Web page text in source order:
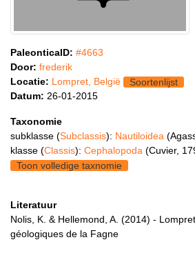
PaleonticaID: #4663
Door: frederik
Locatie: Lompret, België
Soortenlijst
Datum: 26-01-2015
Taxonomie
subklasse (Subclassis): Nautiloidea
klasse (Classis): Cephalopoda (Cuvier,
Toon volledige taxnomie
Literatuur
Nolis, K. & Hellemond, A. (2014) -
géologiques de la Fagne